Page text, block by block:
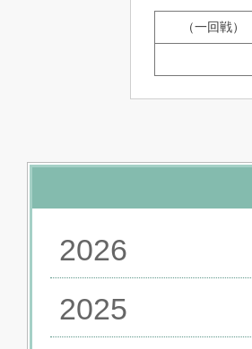
（一回戦）
2026
2025